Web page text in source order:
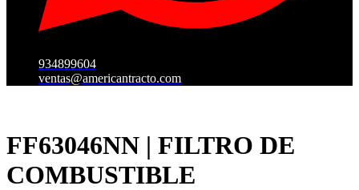
934899604
ventas@americantracto.com
FF63046NN | FILTRO DE
COMBUSTIBLE